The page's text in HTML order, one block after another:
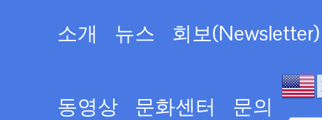
소개 뉴스 회보(Newsletter)
동영상 문화센터 문의